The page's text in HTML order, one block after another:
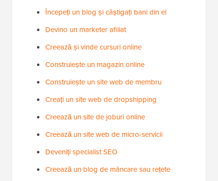
Începeți un blog și câștigați bani din el
Devino un marketer afiliat
Creează și vinde cursuri online
Construiește un magazin online
Construiește un site web de membru
Creați un site web de dropshipping
Creează un site de joburi online
Creează un site web de micro-servicii
Deveniți specialist SEO
Creează un blog de mâncare sau rețete